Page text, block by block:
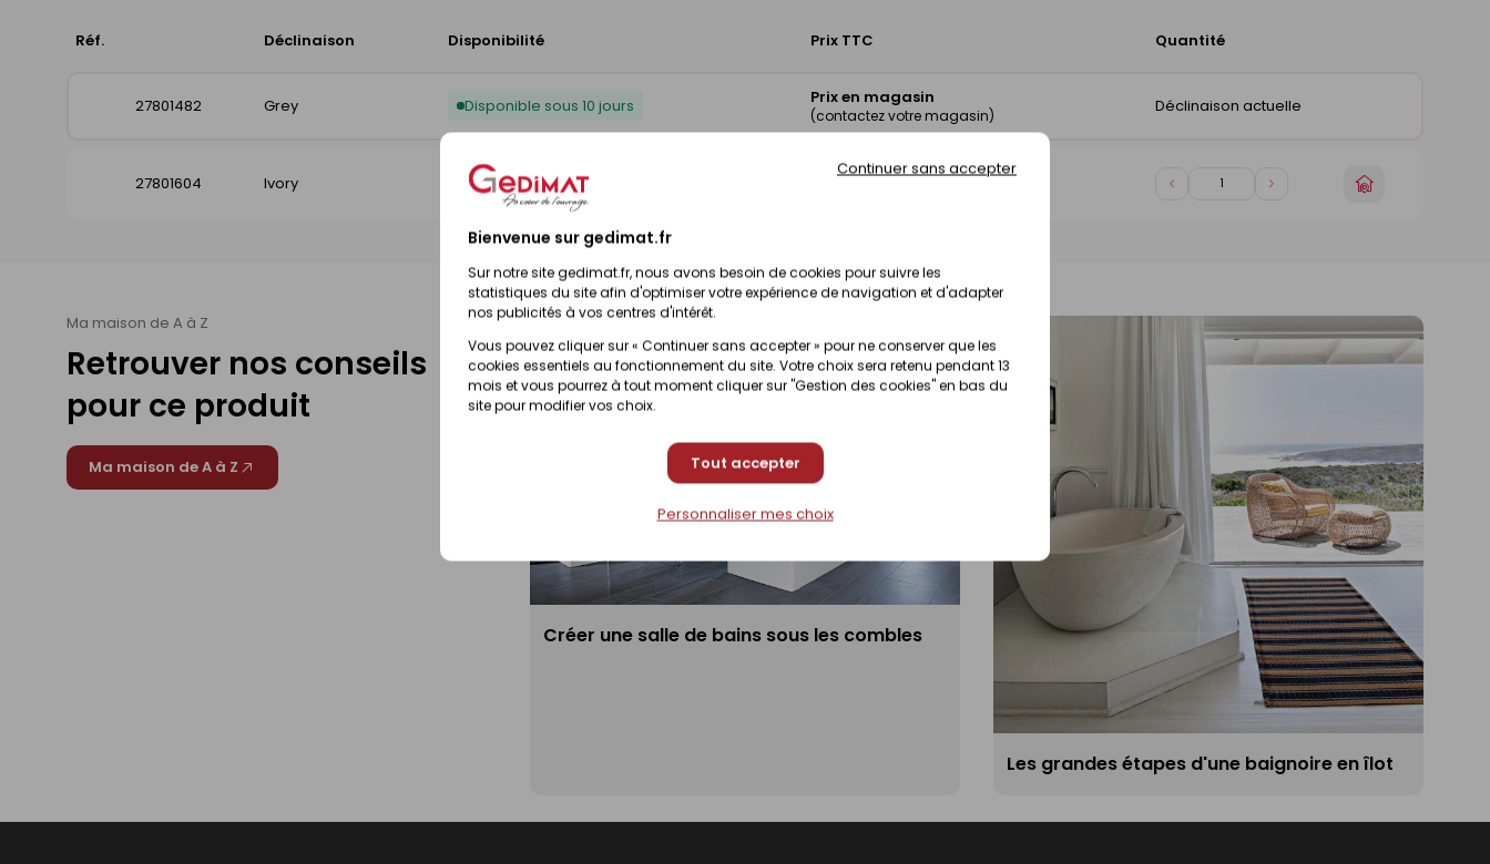
Bienvenue sur gedimat.fr
Sur notre site gedimat.fr, nous avons besoin de cookies pour suivre les
statistiques du site afin d'optimiser votre expérience de navigation et d'adapter
nos publicités à vos centres d'intérêt.
Vous pouvez cliquer sur « Continuer sans accepter » pour ne conserver que les
cookies essentiels au fonctionnement du site. Votre choix sera retenu pendant 13
mois et vous pourrez à tout moment cliquer sur "Gestion des cookies" en bas du
site pour modifier vos choix.
Tout accepter
Continuer sans accepter
Personnaliser mes choix
Réf. Déclinaison Disponibilité Prix TTC Quantité
27801482 Grey Disponible sous 10 jours Prix en magasin
(contactez votre magasin) Déclinaison actuelle
27801604 Ivory Disponible sous 10 jours Prix en magasin
Diminuer
Augmenter
Choisir
Ma maison de A à Z
Retrouver nos conseils
pour ce produit
Ma maison de A à Z
Créer une salle de bains sous les combles
Les grandes étapes d'une baignoire en îlot